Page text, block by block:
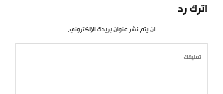
اترك رد
لن يتم نشر عنوان بريدك الإلكتروني.